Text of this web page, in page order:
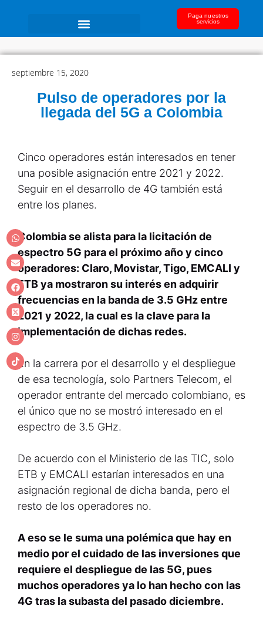
Paga nuestros
servicios
septiembre 15, 2020
Pulso de operadores por la
llegada del 5G a Colombia
Cinco operadores están interesados en tener
una posible asignación entre 2021 y 2022.
Seguir en el desarrollo de 4G también está
entre los planes.
Colombia se alista para la licitación de
espectro 5G para el próximo año y cinco
operadores: Claro, Movistar, Tigo, EMCALI y
ETB ya mostraron su interés en adquirir
frecuencias en la banda de 3.5 GHz entre
2021 y 2022, la cual es la clave para la
implementación de dichas redes.
En la carrera por el desarrollo y el despliegue
de esa tecnología, solo Partners Telecom, el
operador entrante del mercado colombiano, es
el único que no se mostró interesado en el
espectro de 3.5 GHz.
De acuerdo con el Ministerio de las TIC, solo
ETB y EMCALI estarían interesados en una
asignación regional de dicha banda, pero el
resto de los operadores no.
A eso se le suma una polémica que hay en
medio por el cuidado de las inversiones que
requiere el despliegue de las 5G, pues
muchos operadores ya lo han hecho con las
4G tras la subasta del pasado diciembre.